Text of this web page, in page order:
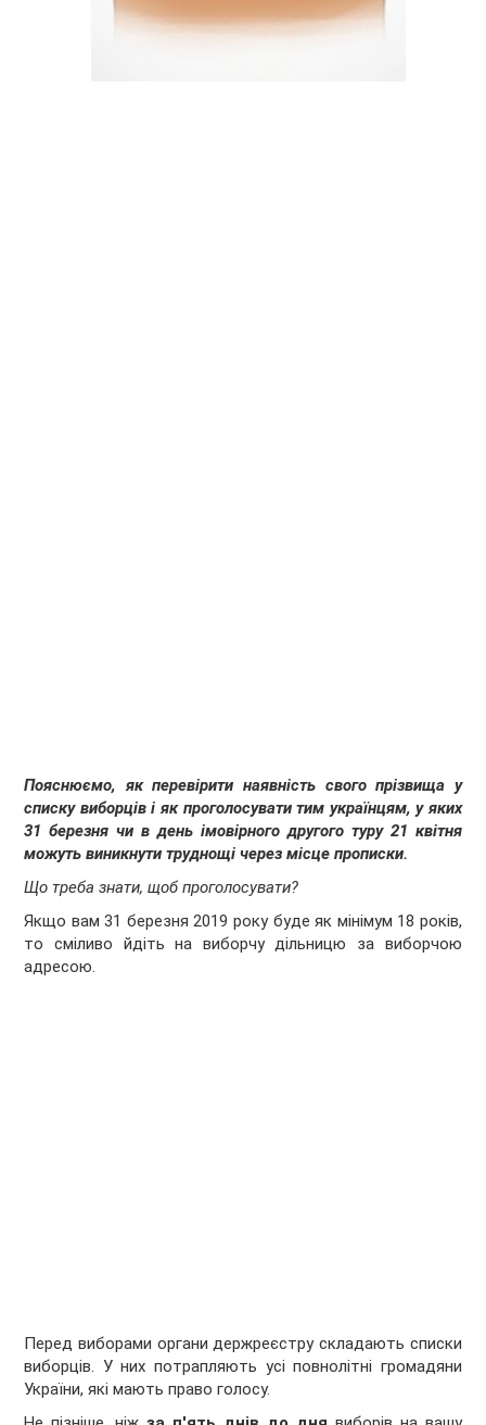
Пояснюємо, як перевірити наявність свого прізвища у
списку виборців і як проголосувати тим українцям, у яких
31 березня чи в день імовірного другого туру 21 квітня
можуть виникнути труднощі через місце прописки.
Що треба знати, щоб проголосувати?
Якщо вам 31 березня 2019 року буде як мінімум 18 років,
то сміливо йдіть на виборчу дільницю за виборчою
адресою.
Перед виборами органи держреєстру складають списки
виборців. У них потрапляють усі повнолітні громадяни
України, які мають право голосу.